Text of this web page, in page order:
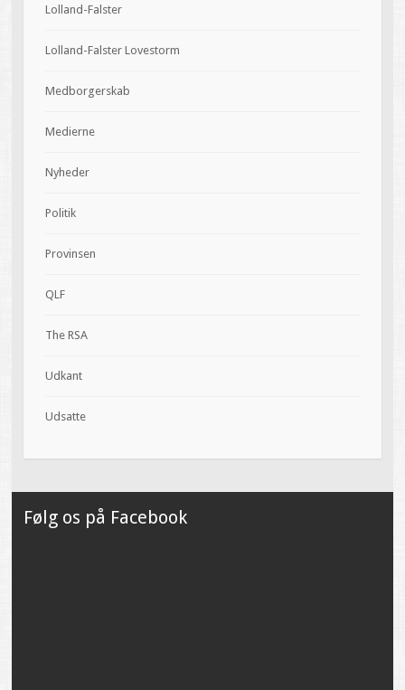
Lolland-Falster
Lolland-Falster Lovestorm
Medborgerskab
Medierne
Nyheder
Politik
Provinsen
QLF
The RSA
Udkant
Udsatte
Følg os på Facebook